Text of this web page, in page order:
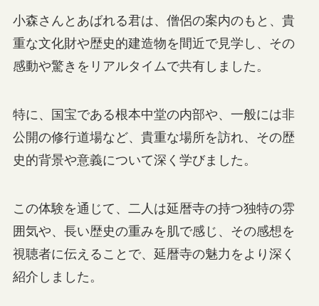
小森さんとあばれる君は、僧侶の案内のもと、貴
重な文化財や歴史的建造物を間近で見学し、その
感動や驚きをリアルタイムで共有しました。
特に、国宝である根本中堂の内部や、一般には非
公開の修行道場など、貴重な場所を訪れ、その歴
史的背景や意義について深く学びました。
この体験を通じて、二人は延暦寺の持つ独特の雰
囲気や、長い歴史の重みを肌で感じ、その感想を
視聴者に伝えることで、延暦寺の魅力をより深く
紹介しました。